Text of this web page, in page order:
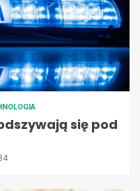
się pod